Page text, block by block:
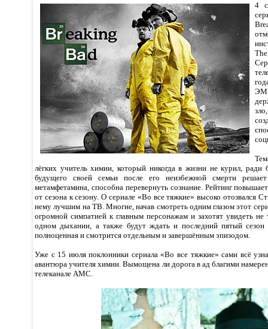
4
лёгких учитель химии, который никогда в жизни не курил, ради
будущего своей семьи после его неизбежной смерти решает
метамфетамина, способна перевернуть сознание. Рейтинг
от сезона к сезону. О сериале «Во все тяжкие» высоко отозвался
нему лучшим на ТВ. Многие, начав смотреть одним глазом этот
огромной симпатией к главным персонажам и захотят увидеть не
одном дыхании, а также будут ждать и последний пятый
полноценная и смотрится отдельным и завершённым эпизодом.
Уже с 15 июля поклонники сериала «Во все тяжкие» сами всё
авантюра учителя химии. Вымощена ли дорога в ад благими
телеканале AMC.